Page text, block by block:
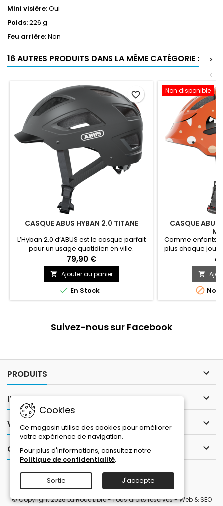
Mini visière:Oui
Poids:226 g
Feu arrière:Non
16 AUTRES PRODUITS DANS LA MÊME CATÉGORIE :
>
<
CASQUE ABUS HYBAN 2.0 TITANE
L’Hyban 2.0 d’ABUS est le casque parfait
pour un usage quotidien en ville.
79,90 €
 Ajouter au panier
 En Stock
favorite_border Non disponible
CASQUE ABUS
Comme enfants
plus chaque jour,
le célèbre
Version 3.0
heureux et
caract.
agréable


Suivez-nous sur Facebook
PRODUITS 
INFORMATIONS 
VOTRE COMPTE 
CONTACT 
Cookies
Ce magasin utilise des cookies pour améliorer
votre expérience de navigation.
Pour plus d'informations, consultez notre
Politique de confidentialité.
Sortie J'accepte
© Copyright 2026 La Roue Libre - Tous droits réservés -Web & SEO